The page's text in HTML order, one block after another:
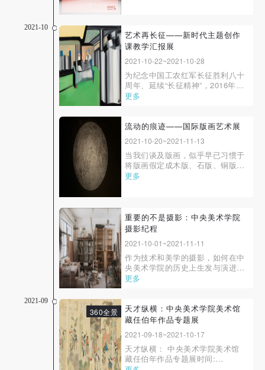
2021-10
艺术再长征——新时代主题创作
课教学汇报展
2021-10-22~2021-10-28
为纪念中国工农红军长征胜利八十
周年、延续“长征精神”，2016年9
月，中央美术学院组织各院系、各
长征沿线的不同节点深入生活和搜
艺术作品，于2016年10月在中国
美术馆展出。
更多
流动的痕迹——国际版画艺术展
2021-10-20~2021-11-13
当我们谈及版画，似乎早已习惯于
将版画假定成木版、石版、铜版、
丝网版等技法的产物。此次展览，
更多
重要的不是摄影：中央美术学院
摄影纪程
2021-10-01~2021-11-11
作为技术和美学的摄影，如何在中
央美术学院的历史上生发与演进，
曾经牵带出怎样的问题，此前没有
指现在的平时，还包括中央美术学
院有史以来的历史上的所有平时
批评家身份活动的师...
更多
2021-09
360全景
天才纵横：中央美术学院美术馆
藏任伯年作品专题展
2021-09-18~2021-10-17
天才纵横： 中央美术学院美术馆
藏任伯年作品专题展时间:
可使用雅昌艺术网会员账户登录